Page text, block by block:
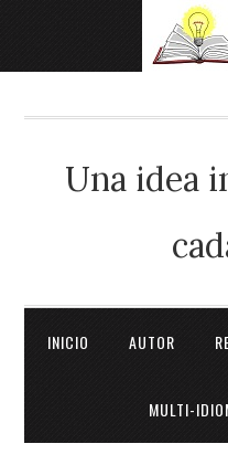
Una idea
INICIO AUTOR
MULTI-